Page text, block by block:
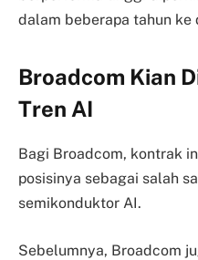
dalam beberapa tahun ke
Broadcom Kian
Tren AI
Bagi Broadcom, kontrak
posisinya sebagai salah
semikonduktor AI.
Sebelumnya, Broadcom